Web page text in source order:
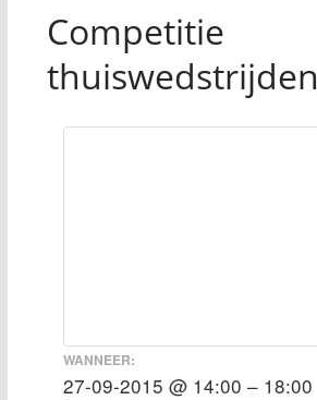
Competitie
thuiswedstrijden
WANNEER:
27-09-2015 @ 14:00 – 18:00